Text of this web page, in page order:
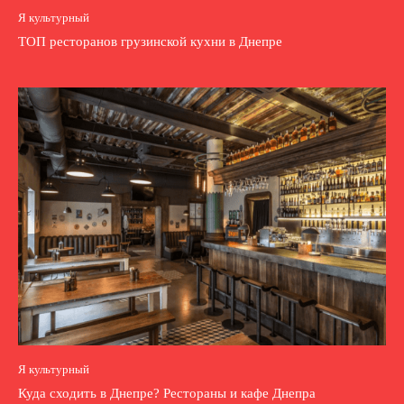
Я культурный
ТОП ресторанов грузинской кухни в Днепре
Я культурный
Куда сходить в Днепре? Рестораны и кафе Днепра